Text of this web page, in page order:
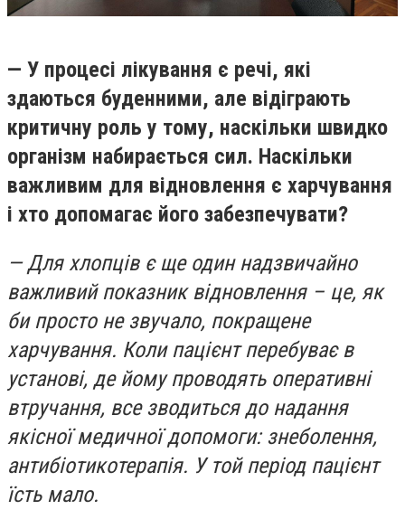
— У процесі лікування є речі, які
здаються буденними, але відіграють
критичну роль у тому, наскільки швидко
організм набирається сил. Наскільки
важливим для відновлення є харчування
і хто допомагає його забезпечувати?
— Для хлопців є ще один надзвичайно
важливий показник відновлення – це, як
би просто не звучало, покращене
харчування. Коли пацієнт перебуває в
установі, де йому проводять оперативні
втручання, все зводиться до надання
якісної медичної допомоги: знеболення,
антибіотикотерапія. У той період пацієнт
їсть мало.